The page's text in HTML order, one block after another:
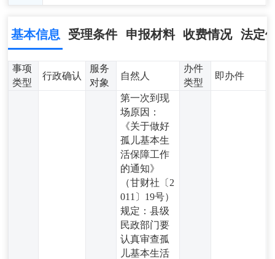
基本信息 受理条件 申报材料 收费情况 法定
事项
类型
行政确认
服务
对象
自然人
办件
类型
即办件
第一次到现
场原因：
《关于做好
孤儿基本生
活保障工作
的通知》
（甘财社〔2
011〕19号）
规定：县级
民政部门要
认真审查孤
儿基本生活